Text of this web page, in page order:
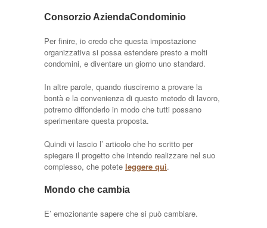
Consorzio AziendaCondominio
Per finire, io credo che questa impostazione
organizzativa si possa estendere presto a molti
condomini, e diventare un giorno uno standard.
In altre parole, quando riusciremo a provare la
bontà e la convenienza di questo metodo di lavoro,
potremo diffonderlo in modo che tutti possano
sperimentare questa proposta.
Quindi vi lascio l’ articolo che ho scritto per
spiegare il progetto che intendo realizzare nel suo
complesso, che potete leggere quì.
Mondo che cambia
E’ emozionante sapere che si può cambiare.